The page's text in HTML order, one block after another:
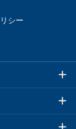
シー